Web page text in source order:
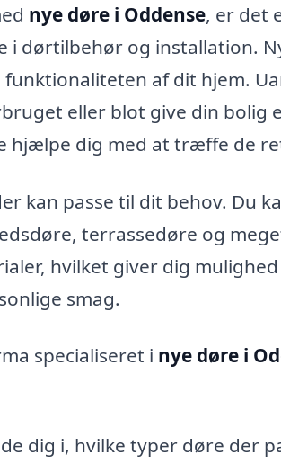
nye døre i Oddense, er det
dørtilbehør og installation.
af dit hjem.
eller blot give din bolig
hjælpe dig med at træffe de
kan passe til dit behov. Du
terrassedøre og
hvilket giver dig
smag.
specialiseret i nye døre i
dig i, hvilke typer døre der